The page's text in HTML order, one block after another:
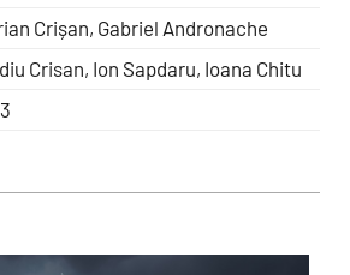
Crișan, Gabriel Andronache
Crisan, Ion Sapdaru, Ioana Chitu